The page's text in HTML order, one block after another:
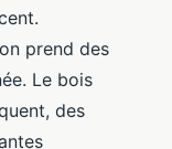
prend des
Le bois
des